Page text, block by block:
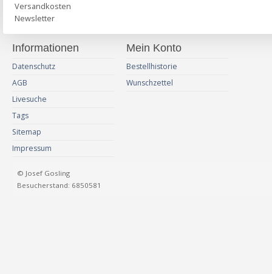
Versandkosten
Newsletter
Informationen
Datenschutz
AGB
Livesuche
Tags
Sitemap
Impressum
Mein Konto
Bestellhistorie
Wunschzettel
© Josef Gosling
Besucherstand: 6850581